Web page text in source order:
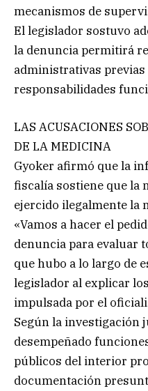
mecanismos de
El legislador sostuvo
la denuncia permitirá
administrativas
responsabilidades
LAS ACUSACIONES
DE LA MEDICINA
Gyoker afirmó que la
fiscalía sostiene que la
ejercido ilegalmente la
«Vamos a hacer el
denuncia para evaluar
que hubo a lo largo de
legislador al explicar
impulsada por el
Según la investigación
desempeñado
públicos del interior
documentación